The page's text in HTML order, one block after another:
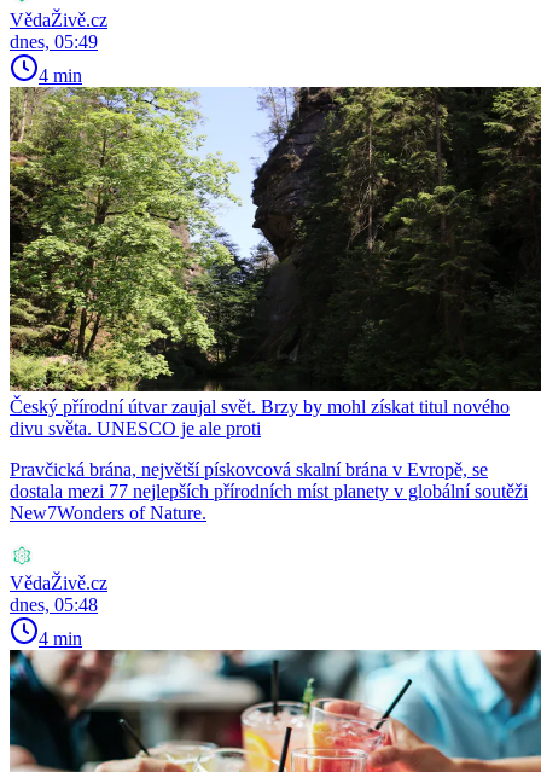
VědaŽivě.cz
dnes, 05:49
4 min
Český přírodní útvar zaujal svět. Brzy by mohl získat titul nového
divu světa. UNESCO je ale proti
Pravčická brána, největší pískovcová skalní brána v Evropě, se
dostala mezi 77 nejlepších přírodních míst planety v globální soutěži
New7Wonders of Nature.
VědaŽivě.cz
dnes, 05:48
4 min